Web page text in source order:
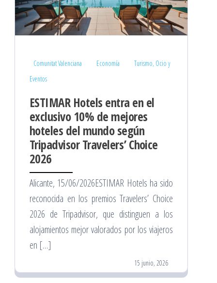
Comunitat Valenciana Economía
Turismo, Ocio y
Eventos
ESTIMAR Hotels entra en el
exclusivo 10% de mejores
hoteles del mundo según
Tripadvisor Travelers’ Choice
2026
Alicante, 15/06/2026ESTIMAR Hotels ha sido
reconocida en los premios Travelers’ Choice
2026 de Tripadvisor, que distinguen a los
alojamientos mejor valorados por los viajeros
en […]
15 junio, 2026